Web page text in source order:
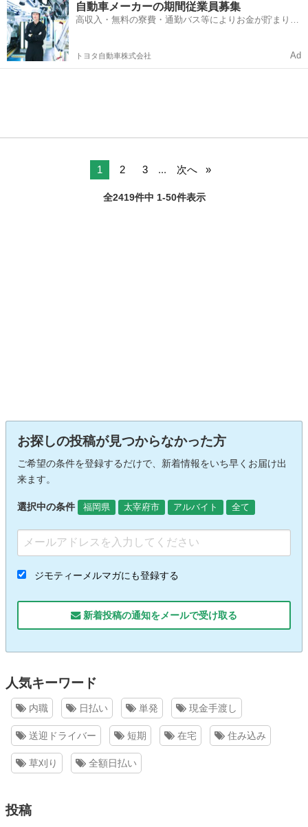
自動車メーカーの期間従業員募集
高収入・無料の寮費・通勤バス等によりお金が貯まりや
トヨタ自動車株式会社 Ad
1 2 3 ... 次へ
全2419件中 1-50件表示
お探しの投稿が見つからなかった方
ご希望の条件を登録するだけで、新着情報をいち早くお届け出
来ます。
選択中の条件 福岡県 太宰府市 アルバイト 全て
ジモティーメルマガにも登録する
新着投稿の通知をメールで受け取る
人気キーワード
内職 日払い 単発 現金手渡し
送迎ドライバー 短期 在宅 住み込み
草刈り 全額日払い
投稿